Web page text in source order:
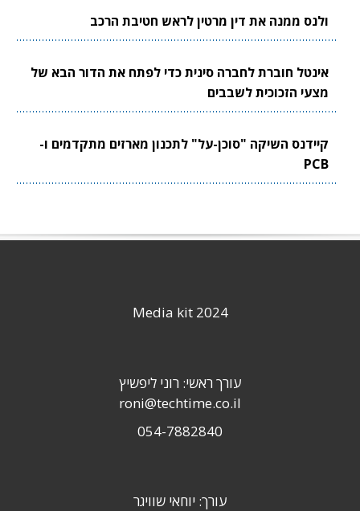
ולנס ממנה את דין מרטין לראש חטיבת הרכב
אינטל חוברת לחברה סינית כדי לפתח את הדור הבא של
מצעי הזכוכית לשבבים
קיידנס השיקה "סוכן-על" לתכנון מארזים מתקדמים ו-
PCB
Media kit 2024
עורך ראשי: רוני ליפשיץ
roni@techtime.co.il
054-7882840
עורך: יוחאי שוויגר